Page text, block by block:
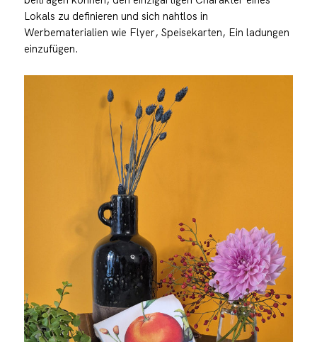
Lokals zu definieren und sich nahtlos in
Werbematerialien wie Flyer, Speisekarten, Ein ladungen
einzufügen.